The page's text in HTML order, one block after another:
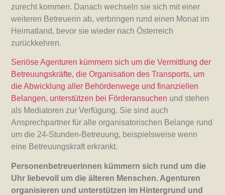
zurecht kommen. Danach wechseln sie sich mit einer
weiteren Betreuerin ab, verbringen rund einen Monat im
Heimatland, bevor sie wieder nach Österreich
zurückkehren.
Seriöse Agenturen kümmern sich um die Vermittlung der
Betreuungskräfte, die Organisation des Transports, um
die Abwicklung aller Behördenwege und finanziellen
Belangen, unterstützen bei Förderansuchen und stehen
als Mediatoren zur Verfügung. Sie sind auch
Ansprechpartner für alle organisatorischen Belange rund
um die 24-Stunden-Betreuung, beispielsweise wenn
eine Betreuungskraft erkrankt.
Personenbetreuerinnen kümmern sich rund um die
Uhr liebevoll um die älteren Menschen. Agenturen
organisieren und unterstützen im Hintergrund und